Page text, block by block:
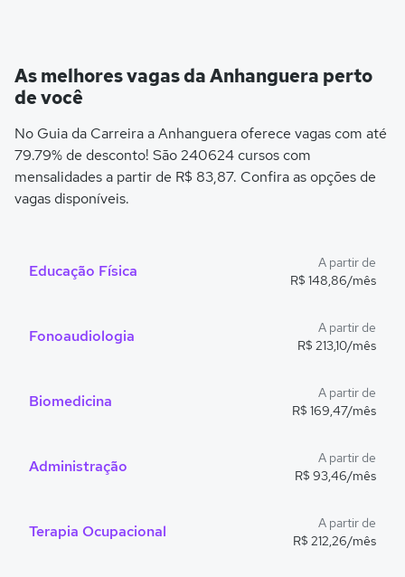
As melhores vagas da Anhanguera perto
de você
No Guia da Carreira a Anhanguera oferece vagas com até
79.79% de desconto! São 240624 cursos com
mensalidades a partir de R$ 83,87. Confira as opções de
vagas disponíveis.
Educação Física
A partir de
R$ 148,86/mês
Fonoaudiologia
A partir de
R$ 213,10/mês
Biomedicina
A partir de
R$ 169,47/mês
Administração
A partir de
R$ 93,46/mês
Terapia Ocupacional
A partir de
R$ 212,26/mês